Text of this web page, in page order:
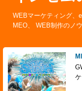
WEBマーケティング、
MEO、 WEB制作のノ